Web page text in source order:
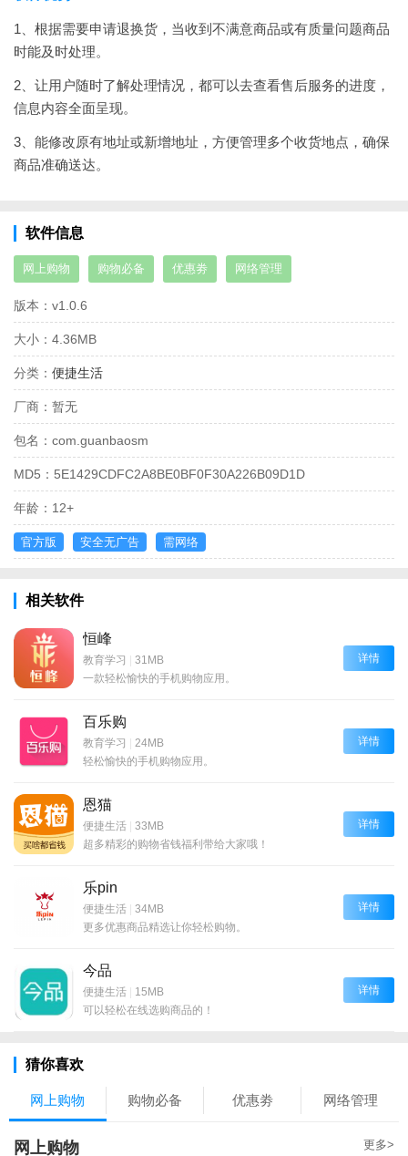
1、根据需要申请退换货，当收到不满意商品或有质量问题商品
时能及时处理。
2、让用户随时了解处理情况，都可以去查看售后服务的进度，
信息内容全面呈现。
3、能修改原有地址或新增地址，方便管理多个收货地点，确保
商品准确送达。
软件信息
网上购物 购物必备 优惠劵 网络管理
版本： v1.0.6
大小： 4.36MB
分类： 便捷生活
厂商： 暂无
包名： com.guanbaosm
MD5： 5E1429CDFC2A8BE0BF0F30A226B09D1D
年龄： 12+
官方版 安全无广告 需网络
相关软件
恒峰
教育学习 | 31MB
一款轻松愉快的手机购物应用。
详情
百乐购
教育学习 | 24MB
轻松愉快的手机购物应用。
详情
恩猫
便捷生活 | 33MB
超多精彩的购物省钱福利带给大家哦！
详情
乐pin
便捷生活 | 34MB
更多优惠商品精选让你轻松购物。
详情
今品
便捷生活 | 15MB
可以轻松在线选购商品的！
详情
猜你喜欢
网上购物 购物必备 优惠劵 网络管理
网上购物 更多>